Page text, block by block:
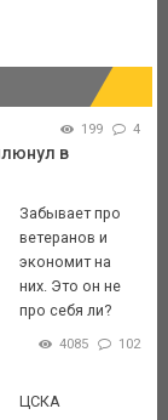
199 4
в
Забывает про
ветеранов и
экономит на
них. Это он не
про себя ли?
4085 102
ЦСКА